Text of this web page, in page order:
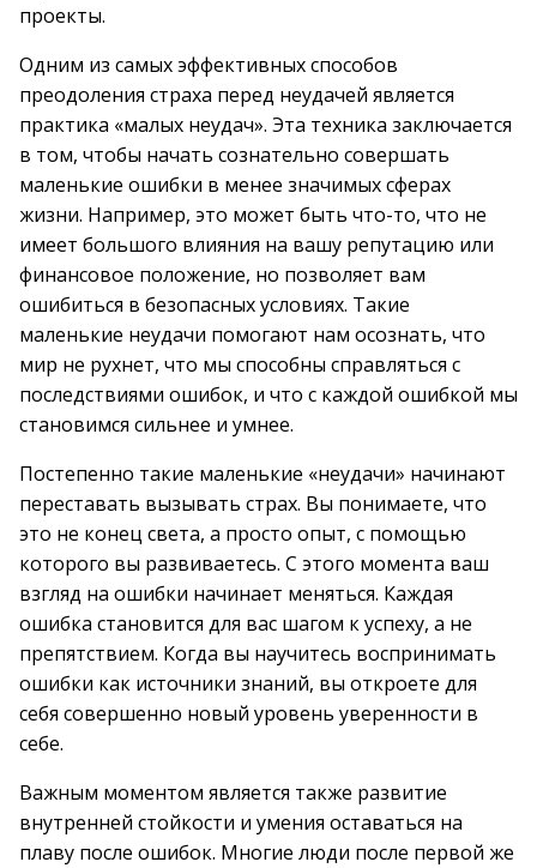
проекты.
Одним из самых эффективных способов
преодоления страха перед неудачей является
практика «малых неудач». Эта техника заключается
в том, чтобы начать сознательно совершать
маленькие ошибки в менее значимых сферах
жизни. Например, это может быть что-то, что не
имеет большого влияния на вашу репутацию или
финансовое положение, но позволяет вам
ошибиться в безопасных условиях. Такие
маленькие неудачи помогают нам осознать, что
мир не рухнет, что мы способны справляться с
последствиями ошибок, и что с каждой ошибкой мы
становимся сильнее и умнее.
Постепенно такие маленькие «неудачи» начинают
переставать вызывать страх. Вы понимаете, что
это не конец света, а просто опыт, с помощью
которого вы развиваетесь. С этого момента ваш
взгляд на ошибки начинает меняться. Каждая
ошибка становится для вас шагом к успеху, а не
препятствием. Когда вы научитесь воспринимать
ошибки как источники знаний, вы откроете для
себя совершенно новый уровень уверенности в
себе.
Важным моментом является также развитие
внутренней стойкости и умения оставаться на
плаву после ошибок. Многие люди после первой же